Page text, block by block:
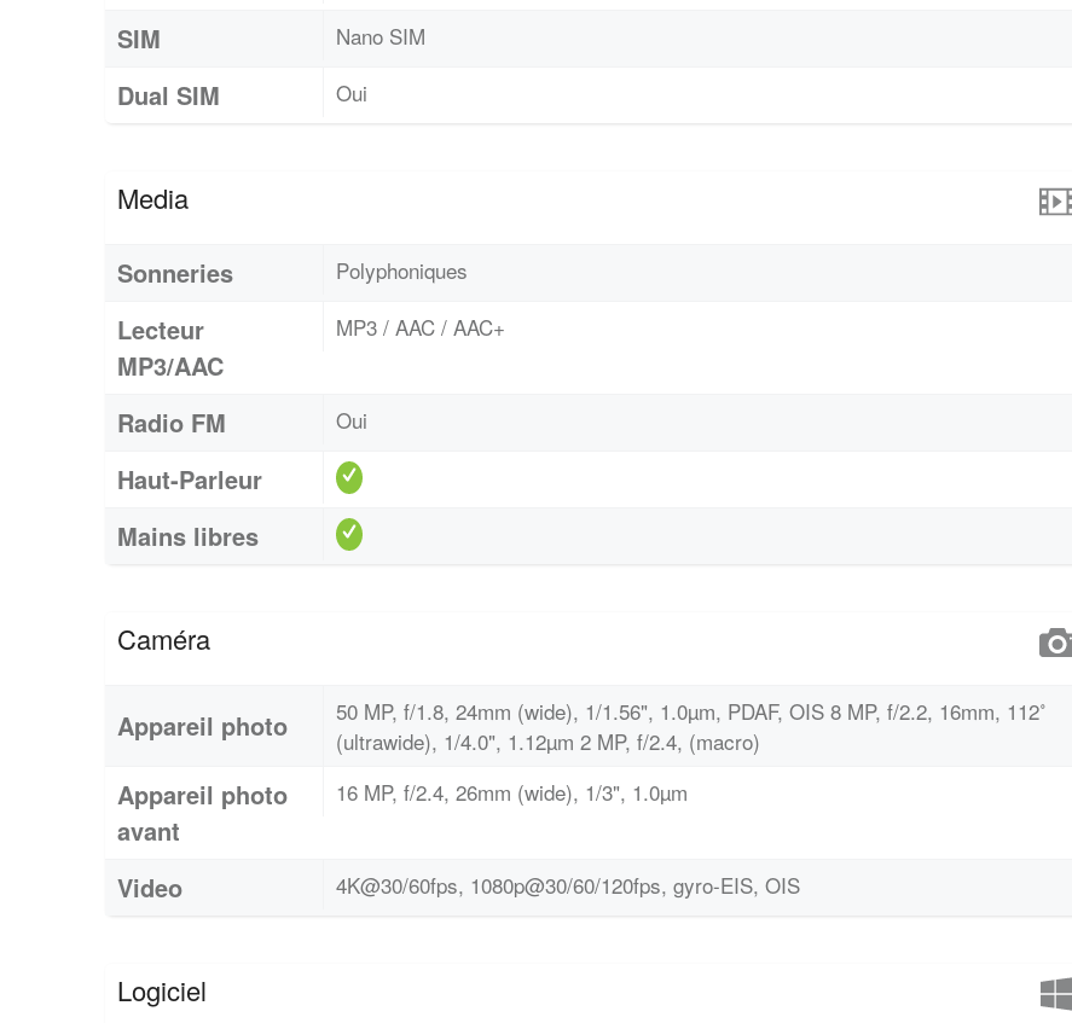
SIM Nano SIM
Dual SIM Oui
Media
Sonneries Polyphoniques
Lecteur
MP3/AAC
MP3 / AAC / AAC+
Radio FM Oui
Haut-Parleur
Mains libres
Caméra
Appareil photo
50 MP, f/1.8, 24mm (wide), 1/1.56", 1.0µm, PDAF, OIS 8 MP, f/2.2, 16mm, 112˚
(ultrawide), 1/4.0", 1.12µm 2 MP, f/2.4, (macro)
Appareil photo
avant
16 MP, f/2.4, 26mm (wide), 1/3", 1.0µm
Video 4K@30/60fps, 1080p@30/60/120fps, gyro-EIS, OIS
Logiciel